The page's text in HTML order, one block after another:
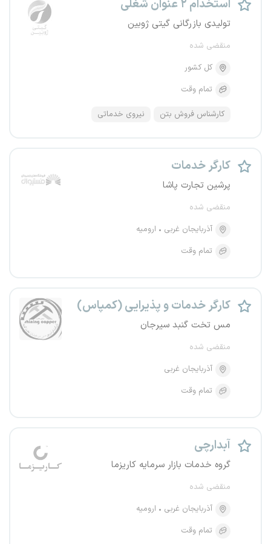
استخدام ۲ عنوان شغلی
تولیدی بازرگانی گیتی ژوبین
منقضی شده
کل کشور
تمام وقت
کارشناس فروش بتن نیروی خدماتی
کارگر خدمات
پرشین تجارت پاشا
منقضی شده
آذربایجان غربی
ارومیه
تمام وقت
کارگر خدمات و پذیرایی (کمپاس)
مس تخت گنبد سیرجان
منقضی شده
آذربایجان غربی
تمام وقت
آبدارچی
گروه خدمات بازار سرمایه کاریزما
منقضی شده
آذربایجان غربی
ارومیه
تمام وقت